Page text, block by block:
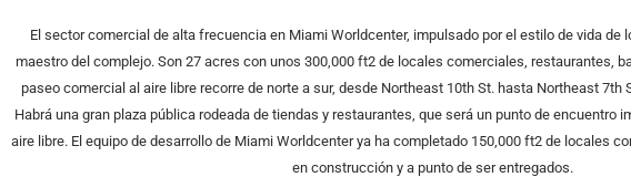
El sector comercial de alta frecuencia en Miami Worldcenter, impulsado por el estilo de vida de
maestro del complejo. Son 27 acres con unos 300,000 ft2 de locales comerciales, restaurantes,
paseo comercial al aire libre recorre de norte a sur, desde Northeast 10th St. hasta Northeast 7th
Habrá una gran plaza pública rodeada de tiendas y restaurantes, que será un punto de encuentro
aire libre. El equipo de desarrollo de Miami Worldcenter ya ha completado 150,000 ft2 de locales
en construcción y a punto de ser entregados.